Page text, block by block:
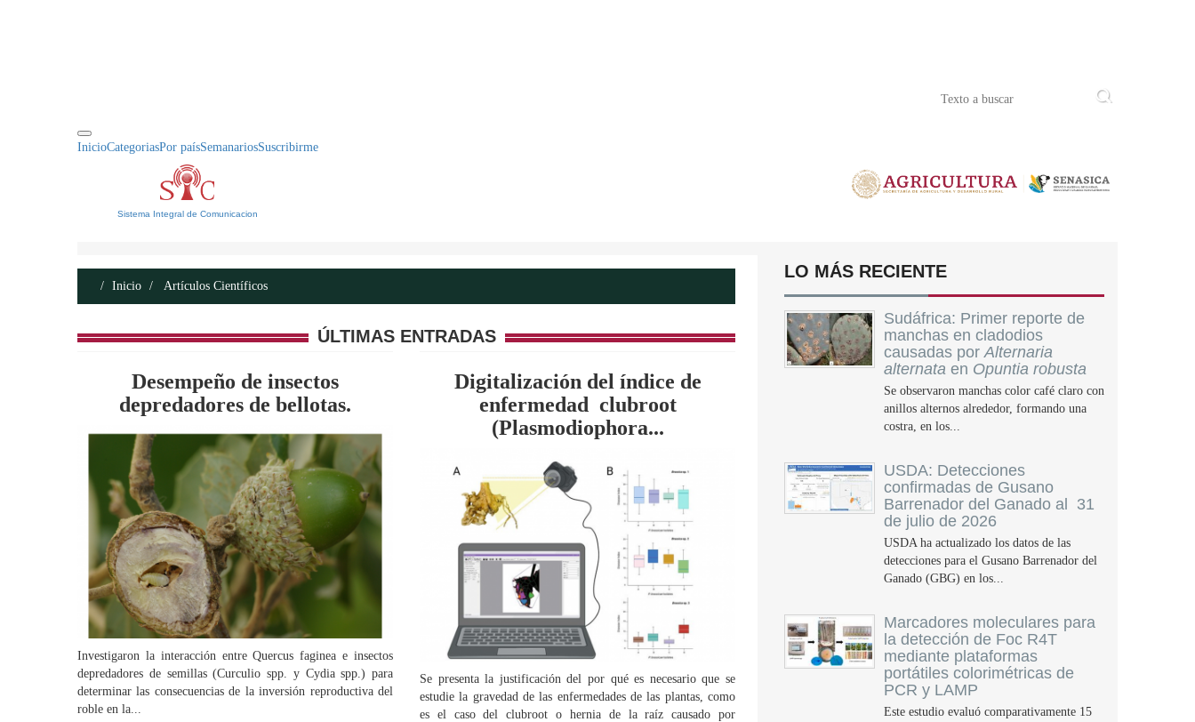
InicioCategoriasPor paísSemanariosSuscribirme
Sistema Integral de Comunicacion
Inicio Artículos Científicos
ÚLTIMAS ENTRADAS
Desempeño de insectos
depredadores de bellotas.
Investigaron la interacción entre Quercus faginea e insectos
depredadores de semillas (Curculio spp. y Cydia spp.) para
determinar las consecuencias de la inversión reproductiva del
roble en la...
Digitalización del índice de
enfermedad clubroot
(Plasmodiophora...
Se presenta la justificación del por qué es necesario que se
estudie la gravedad de las enfermedades de las plantas, como
es el caso del clubroot o hernia de la raíz causado por
LO MÁS RECIENTE
Sudáfrica: Primer reporte de
manchas en cladodios
causadas porAlternaria
alternata en Opuntia robusta
Se observaron manchas color café claro con
anillos alternos alrededor, formando una
costra, en los...
USDA: Detecciones
confirmadas de Gusano
Barrenador del Ganado al 31
de julio de 2026
USDA ha actualizado los datos de las
detecciones para el Gusano Barrenador del
Ganado (GBG) en los...
Marcadores moleculares para
la detección de Foc R4T
mediante plataformas
portátiles colorimétricas de
PCR y LAMP
Este estudio evaluó comparativamente 15